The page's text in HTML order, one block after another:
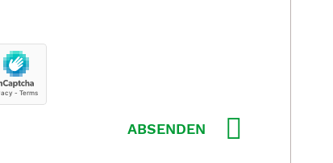
ABSENDEN